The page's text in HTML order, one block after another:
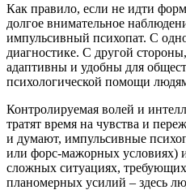
Как правило, если не идти
долгое внимательное
импульсивный психопат. С
диагностике. С другой
адаптивны и удобны для
психологической помощи
Контролируемая волей и
тратят время на чувства и
и думают, импульсивные
или форс-мажорных условиях)
сложных ситуациях,
планомерных усилий – здесь